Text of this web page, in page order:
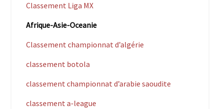
Classement Liga MX
Afrique-Asie-Oceanie
Classement championnat d’algérie
classement botola
classement championnat d’arabie saoudite
classement a-league